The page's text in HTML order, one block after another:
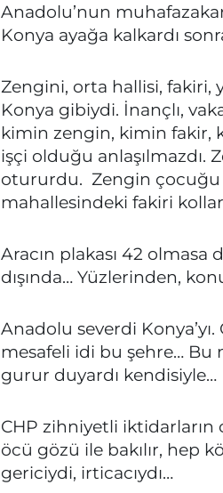
Anadolu’nun
Konya ayağa kalkardı
Zengini, orta hallisi, fakiri,
Konya gibiydi. İnançlı,
kimin zengin, kimin
işçi olduğu anlaşılmazdı.
otururdu. Zengin çocuğu
mahallesindeki fakiri
Aracın plakası 42 olmasa
dışında… Yüzlerinden,
Anadolu severdi Konya’yı.
mesafeli idi bu şehre… Bu
gurur duyardı kendisiyle…
CHP zihniyetli iktidarların
öcü gözü ile bakılır, hep
gericiydi, irticacıydı…